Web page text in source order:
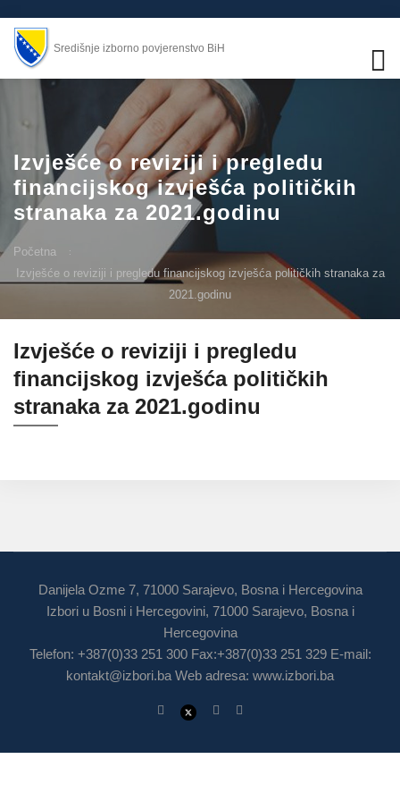
Središnje izborno povjerenstvo BiH
Izvješće o reviziji i pregledu
financijskog izvješća političkih
stranaka za 2021.godinu
Početna
Izvješće o reviziji i pregledu financijskog izvješća političkih stranaka za
2021.godinu
Izvješće o reviziji i pregledu
financijskog izvješća političkih
stranaka za 2021.godinu
Danijela Ozme 7, 71000 Sarajevo, Bosna i Hercegovina
Izbori u Bosni i Hercegovini, 71000 Sarajevo, Bosna i
Hercegovina
Telefon: +387(0)33 251 300 Fax:+387(0)33 251 329 E-mail:
kontakt@izbori.ba Web adresa: www.izbori.ba